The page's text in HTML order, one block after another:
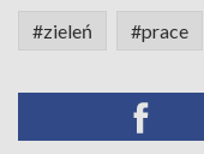
#zieleń #prace